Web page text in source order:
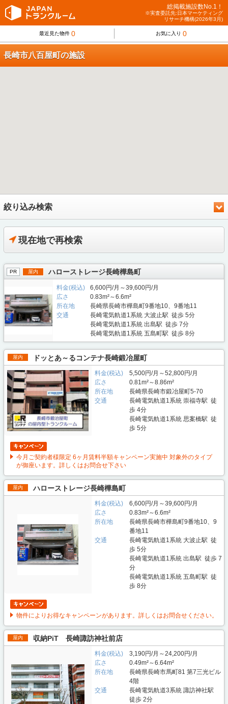
総掲載施設数No.1！
※実査委託先:日本マーケティング
リサーチ機構(2026年3月)
最近見た物件 0 お気に入り 0
長崎市八百屋町の施設
絞り込み検索
現在地で再検索
PR 屋内 ハローストレージ長崎樺島町
料金(税込)
6,600円/月～39,600円/月
広さ
0.83m²～6.6m²
所在地
長崎県長崎市樺島町9番地10、9番地11
交通
長崎電気軌道1系統 大波止駅 徒歩 5分
長崎電気軌道1系統 出島駅 徒歩 7分
長崎電気軌道1系統 五島町駅 徒歩 8分
屋内 ドッとあ～るコンテナ長崎鍛冶屋町
料金(税込)
5,500円/月～52,800円/月
広さ
0.81m²～8.86m²
所在地
長崎県長崎市鍛冶屋町5-70
交通
長崎電気軌道1系統 崇福寺駅 徒
歩 4分
長崎電気軌道1系統 思案橋駅 徒
歩 5分
今月ご契約者様限定 6ヶ月賃料半額キャンペーン実施中 対象外のタイプ
が御座います。詳しくはお問合せ下さい
屋内 ハローストレージ長崎樺島町
料金(税込)
6,600円/月～39,600円/月
広さ
0.83m²～6.6m²
所在地
長崎県長崎市樺島町9番地10、9
番地11
交通
長崎電気軌道1系統 大波止駅 徒
歩 5分
長崎電気軌道1系統 出島駅 徒歩 7
分
長崎電気軌道1系統 五島町駅 徒
歩 8分
物件によりお得なキャンペーンがあります。詳しくはお問合せください。
屋内 収納PiT 長崎諏訪神社前店
料金(税込)
3,190円/月～24,200円/月
広さ
0.49m²～6.64m²
所在地
長崎県長崎市馬町81 第7三光ビル
4階
交通
長崎電気軌道3系統 諏訪神社駅
徒歩 2分